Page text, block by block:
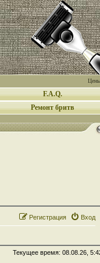
F.A.Q.
Ремонт бритв
Вход
Регистрация
Текущее время: 08.08.26,